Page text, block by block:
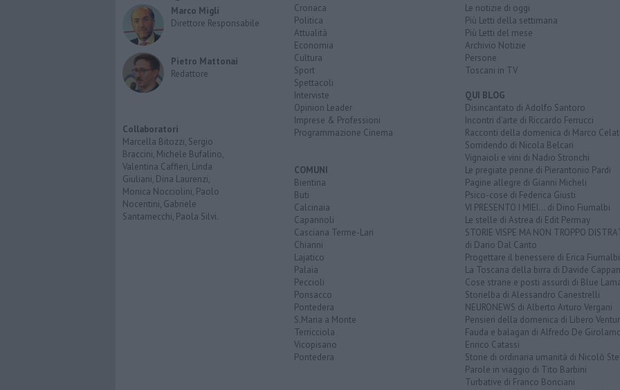
Marco Migli
Direttore Responsabile
Pietro Mattonai
Redattore
Collaboratori
Marcella Bitozzi, Sergio
Braccini, Michele Bufalino,
Valentina Caffieri, Linda
Giuliani, Dina Laurenzi,
Monica Nocciolini, Paolo
Nocentini, Gabriele
Santarnecchi, Paola Silvi.
Cronaca
Politica
Attualità
Economia
Cultura
Sport
Spettacoli
Interviste
Opinion Leader
Imprese & Professioni
Programmazione Cinema
COMUNI
Bientina
Buti
Calcinaia
Capannoli
Casciana Terme-Lari
Chianni
Lajatico
Palaia
Peccioli
Ponsacco
Pontedera
S.Maria a Monte
Terricciola
Vicopisano
Pontedera
Le notizie di oggi
Più Letti della settimana
Più Letti del mese
Archivio Notizie
Persone
Toscani in TV
QUI BLOG
Disincantato di Adolfo Santoro
Incontri d'arte di Riccardo Ferrucci
Racconti della domenica di Marco
Sorridendo di Nicola Belcari
Vignaioli e vini di Nadio Stronchi
Le pregiate penne di Pierantonio Pardi
Pagine allegre di Gianni Micheli
Psico-cose di Federica Giusti
VI PRESENTO I MIEI... di Dino Fiumalbi
Le stelle di Astrea di Edit Permay
STORIE VISPE MA NON TROPPO
di Dario Dal Canto
Progettare il benessere di Erica Fiumalbi
La Toscana della birra di Davide
Cose strane e posti assurdi di Blue
Storielba di Alessandro Canestrelli
NEURONEWS di Alberto Arturo Vergani
Pensieri della domenica di Libero
Fauda e balagan di Alfredo De
Enrico Catassi
Storie di ordinaria umanità di Nicolò
Parole in viaggio di Tito Barbini
Turbative di Franco Bonciani